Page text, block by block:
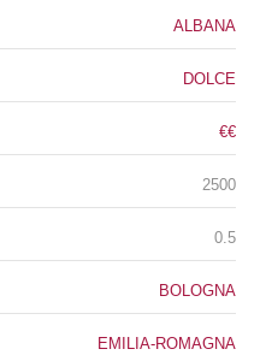
ALBANA
DOLCE
€€
2500
0.5
BOLOGNA
EMILIA-ROMAGNA